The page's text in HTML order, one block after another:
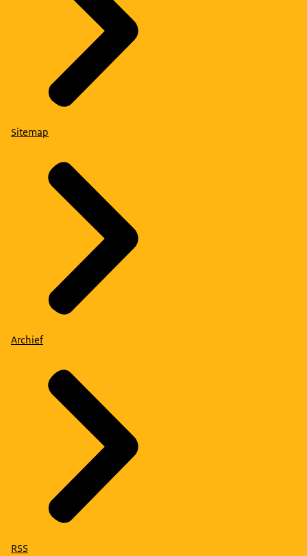
Sitemap
Archief
RSS